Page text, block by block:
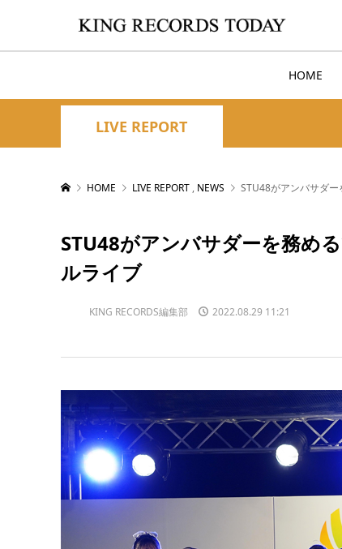
HOME
LIVE REPORT
HOME LIVE REPORT , NEWS STU48がアンバサダ
STU48がアンバサダーを務め
ルライブ
KING RECORDS編集部 2022.08.29 11:21